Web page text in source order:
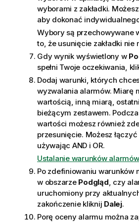
wyborami z zakładki.
aby dokonać
Wybory są przechowywane
to, że usunięcie zakładki nie
Gdy wynik wyświetlony w
spełni Twoje oczekiwania,
Dodaj warunki, których
wyzwalania alarmów. Miarę
wartością, inną miarą,
bieżącym zestawem.
wartości możesz również
przesunięcie. Możesz
używając AND i OR.
Ustalanie warunków alarmów
Po zdefiniowaniu warunków
w obszarze Podgląd, czy
uruchomiony przy
zakończenie kliknij Dalej.
Porę oceny alarmu można